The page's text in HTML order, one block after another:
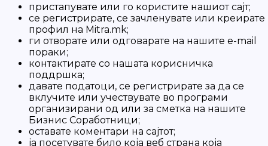
пристапувате или го користите нашиот сајт;
се регистрирате, се зачленувате или креирате
профил на Mitra.mk;
ги отворате или одговарате на нашите e-mail
пораки;
контактирате со нашата корисничка
поддршка;
давате податоци, се регистрирате за да се
вклучите или учествувате во програми
организирани од или за сметка на нашите
Бизнис Соработници;
оставате коментари на сајтот;
ја посетувате било која веб страна која